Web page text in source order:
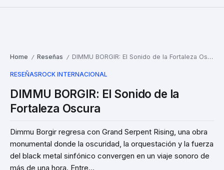
Home / Reseñas / DIMMU BORGIR: El Sonido de la Fortaleza Oscura
RESEÑASROCK INTERNACIONAL
DIMMU BORGIR: El Sonido de la
Fortaleza Oscura
Dimmu Borgir regresa con Grand Serpent Rising, una obra
monumental donde la oscuridad, la orquestación y la fuerza
del black metal sinfónico convergen en un viaje sonoro de
más de una hora. Entre...